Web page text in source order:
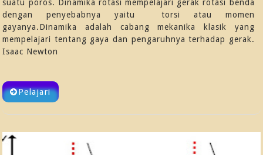
suatu poros. Dinamika rotasi mempelajari gerak rotasi benda
dengan penyebabnya yaitu torsi atau momen
gayanya.Dinamika adalah cabang mekanika klasik yang
mempelajari tentang gaya dan pengaruhnya terhadap gerak.
Isaac Newton
Pelajari